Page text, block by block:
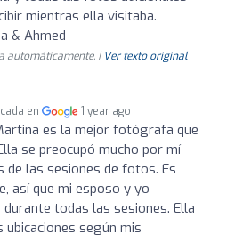
mientras ella visitaba.
& Ahmed
automáticamente. | Ver texto original
en 1 year ago
es la mejor fotógrafa que
se preocupó mucho por mí
de las sesiones de fotos. Es
así que mi esposo y yo
todas las sesiones. Ella
ubicaciones según mis